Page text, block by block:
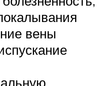
вены